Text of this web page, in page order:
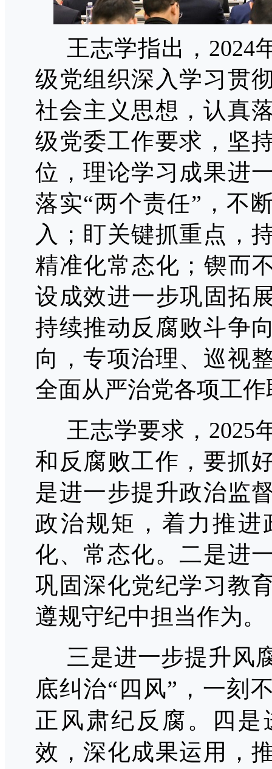
王志学指出， 2024
级党组织深入学习贯
社会主义思想，认真
级党委工作要求， 坚
位，理论学习成果进
落实“两个责任”，不
入；盯关键抓重点，
精准化常态化；锲而
设成效进一步巩固拓
持续推动反腐败斗争
向，专项治理、巡视
全面从严治党各项工作
王志学要求， 2025
和反腐败工作，要抓
是进一步提升政治监
政治规矩，着力推
化、常态化。二是进
巩固深化党纪学习教
遵规守纪中担当作为。
三是进一步提升风
底纠治“四风”，一刻
正风肃纪反腐。四
效，深化成果运用，